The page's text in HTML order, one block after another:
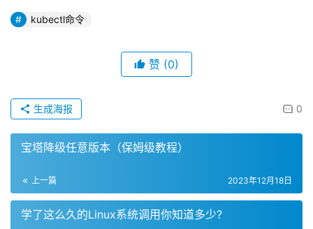
kubectl命令
赞 (0)
0
生成海报
宝塔降级任意版本（保姆级教程）
上一篇 2023年12月18日
学了这么久的Linux系统调用你知道多少?